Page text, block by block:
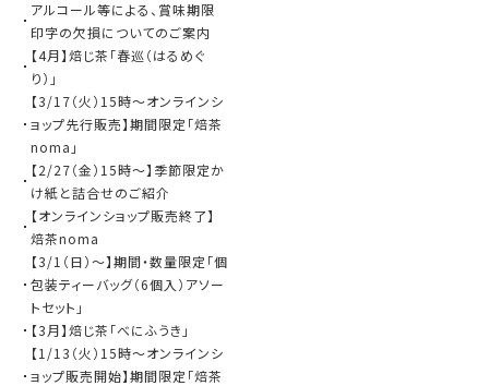
アルコール等による、賞味期限
印字の欠損についてのご案内
【4月】焙じ茶「春巡（はるめぐ
り）」
【3/17（火）15時～オンラインシ
ョップ先行販売】期間限定「焙茶
noma」
【2/27（金）15時～】季節限定か
け紙と詰合せのご紹介
【オンラインショップ販売終了】
焙茶noma
【3/1（日）～】期間・数量限定「個
包装ティーバッグ（6個入）アソー
トセット」
【3月】焙じ茶「べにふうき」
【1/13（火）15時～オンラインシ
ョップ販売開始】期間限定「焙茶